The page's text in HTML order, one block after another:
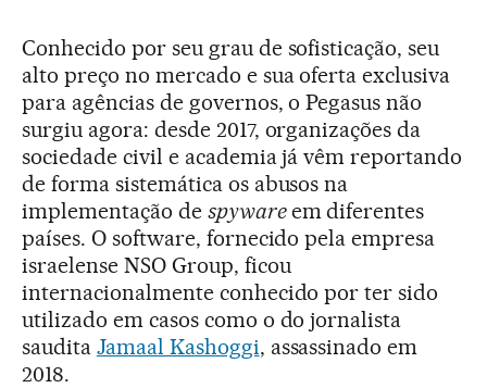
Conhecido por seu grau de sofisticação, seu
alto preço no mercado e sua oferta exclusiva
para agências de governos, o Pegasus não
surgiu agora: desde 2017, organizações da
sociedade civil e academia já vêm reportando
de forma sistemática os abusos na
implementação de spywareem diferentes
países. O software, fornecido pela empresa
israelense NSO Group, ficou
internacionalmente conhecido por ter sido
utilizado em casos como o do jornalista
saudita Jamaal Kashoggi, assassinado em
2018.